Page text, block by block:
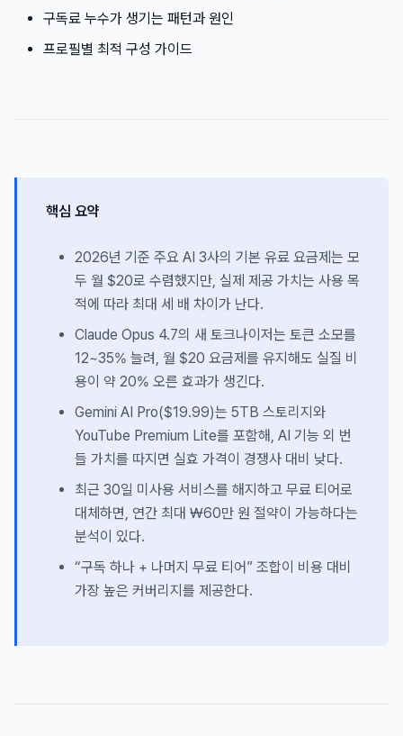
구독료 누수가 생기는 패턴과 원인
프로필별 최적 구성 가이드
핵심 요약
2026년 기준 주요 AI 3사의 기본 유료 요금제는 모
두 월 $20로 수렴했지만, 실제 제공 가치는 사용 목
적에 따라 최대 세 배 차이가 난다.
Claude Opus 4.7의 새 토크나이저는 토큰 소모를
12~35% 늘려, 월 $20 요금제를 유지해도 실질 비
용이 약 20% 오른 효과가 생긴다.
Gemini AI Pro($19.99)는 5TB 스토리지와
YouTube Premium Lite를 포함해, AI 기능 외 번
들 가치를 따지면 실효 가격이 경쟁사 대비 낮다.
최근 30일 미사용 서비스를 해지하고 무료 티어로
대체하면, 연간 최대 ₩60만 원 절약이 가능하다는
분석이 있다.
“구독 하나 + 나머지 무료 티어” 조합이 비용 대비
가장 높은 커버리지를 제공한다.